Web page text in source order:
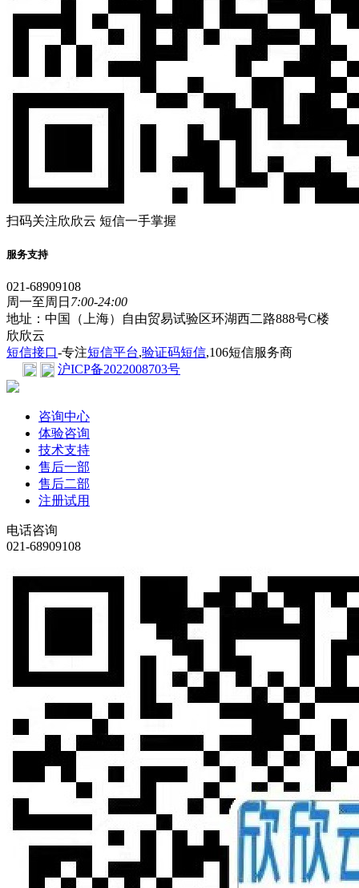
扫码关注欣欣云 短信一手掌握
服务支持
021-68909108
周一至周日 7:00-24:00
地址：中国（上海）自由贸易试验区环湖西二路888号C楼
欣欣云
短信接口-专注短信平台,验证码短信,106短信服务商
沪ICP备2022008703号
咨询中心
体验咨询
技术支持
售后一部
售后二部
注册试用
电话咨询
021-68909108